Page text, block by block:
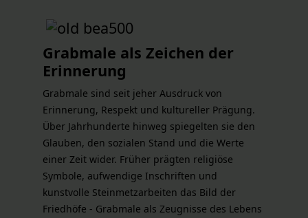
Grabmale als Zeichen der
Erinnerung
Grabmale sind seit jeher Ausdruck von
Erinnerung, Respekt und kultureller Prägung.
Über Jahrhunderte hinweg spiegelten sie den
Glauben, den sozialen Stand und die Werte
einer Zeit wider. Früher prägten religiöse
Symbole, aufwendige Inschriften und
kunstvolle Steinmetzarbeiten das Bild der
Friedhöfe - Grabmale als Zeugnisse des Lebens